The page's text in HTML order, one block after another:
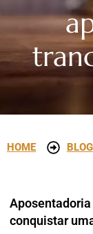
HOME BLOG
conquistar